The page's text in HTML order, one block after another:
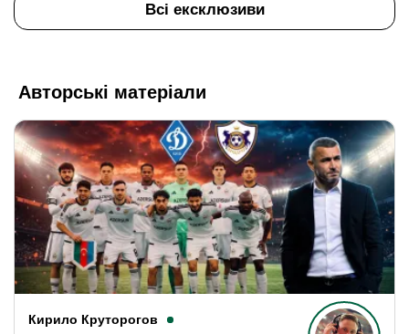
Всі ексклюзиви
Авторські матеріали
Кирило Круторогов